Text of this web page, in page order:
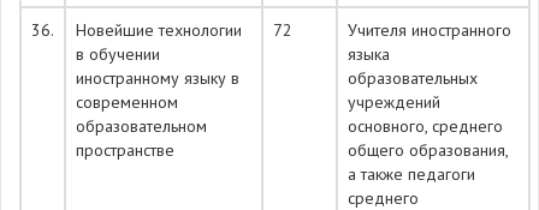
36.
Новейшие технологии
в обучении
иностранному языку в
современном
образовательном
пространстве
72
Учителя иностранного
языка
образовательных
учреждений
основного, среднего
общего образования,
а также педагоги
среднего